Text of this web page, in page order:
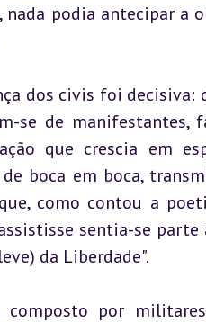
nada podia antecipar a
dos civis foi decisiva:
se de manifestantes,
que crescia em
boca em boca,
como contou a
sentia-se
da Liberdade".
composto por